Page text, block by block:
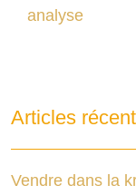
analyse
Articles
Vendre dans la